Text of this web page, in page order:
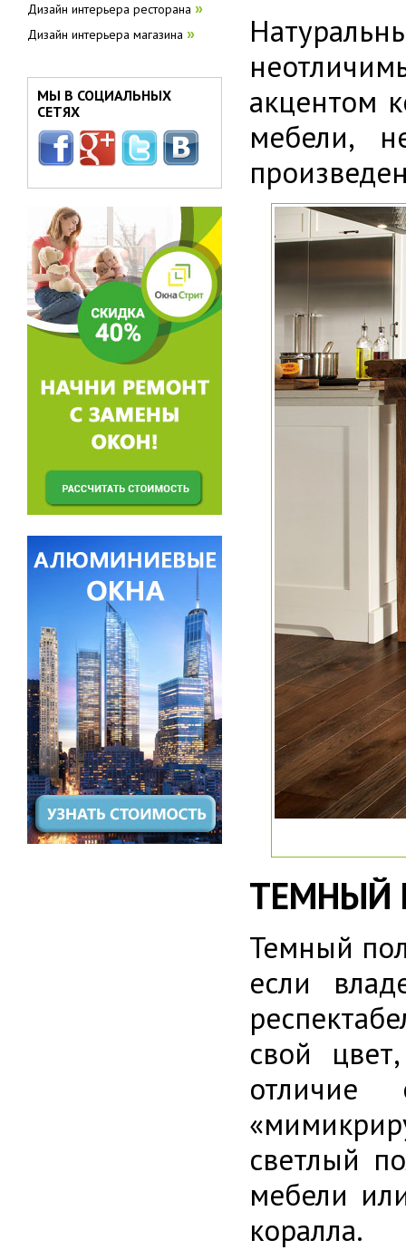
акцентом
мебели,
ТЕМНЫЙ
Темный
если
свой
отличие
светлый
мебели
коралла.
Дизайн интерьера ресторана »
Дизайн интерьера магазина »
МЫ В СОЦИАЛЬНЫХ
СЕТЯХ